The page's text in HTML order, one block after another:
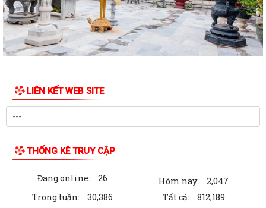
Thông báo số: 157/TB-TTPVHCC ngày 31/7/2026 Niêm yết về việc
phê duyệt quy trình nội bộ giải quyết...
Thông báo số: 2541/TB-UBND ngày 30/7/2026 của UBND xã Việt Khê
Thông báo số: 2542/TB-UBND ngày 30/7/2026 của UBND xã Việt Khê
Về việc đình chỉ lưu hành, thu hồi...
công dân định kỳ tuần 01, tháng...
Triển khai “ Chương trình Chăm sóc sức...
Kế hoạch số: 249/KH-UBND ngày 29/7/2026 về việc thực hiện chương
LIÊN KẾT WEB SITE
THỐNG KÊ TRUY CẬP
Đang online: 26 Hôm nay:
2,047
Trong tuần:
30,386 Tất cả: 812,189